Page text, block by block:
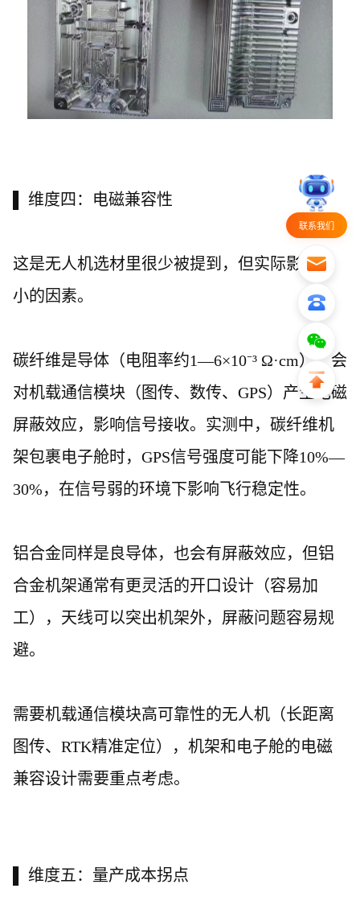
▌ 维度四：电磁兼容性
这是无人机选材里很少被提到，但实际影响不
小的因素。
碳纤维是导体（电阻率约1—6×10⁻³ Ω·cm），会
对机载通信模块（图传、数传、GPS）产生电磁
屏蔽效应，影响信号接收。实测中，碳纤维机
架包裹电子舱时，GPS信号强度可能下降10%—
30%，在信号弱的环境下影响飞行稳定性。
铝合金同样是良导体，也会有屏蔽效应，但铝
合金机架通常有更灵活的开口设计（容易加
工），天线可以突出机架外，屏蔽问题容易规
避。
需要机载通信模块高可靠性的无人机（长距离
图传、 RTK精准定位），机架和电子舱的电磁
兼容设计需要重点考虑。
▌ 维度五：量产成本拐点
联系我们